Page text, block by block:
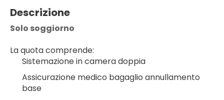
Descrizione
Solo soggiorno
La quota comprende:
Sistemazione in camera doppia
Assicurazione medico bagaglio annullamento
base